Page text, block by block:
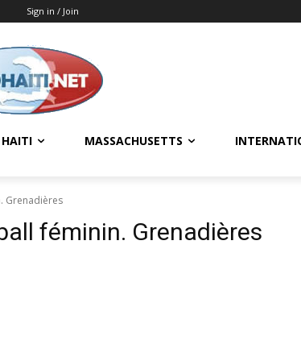
Sign in / Join
HAITI MASSACHUSETTS
Grenadières
féminin. Grenadières